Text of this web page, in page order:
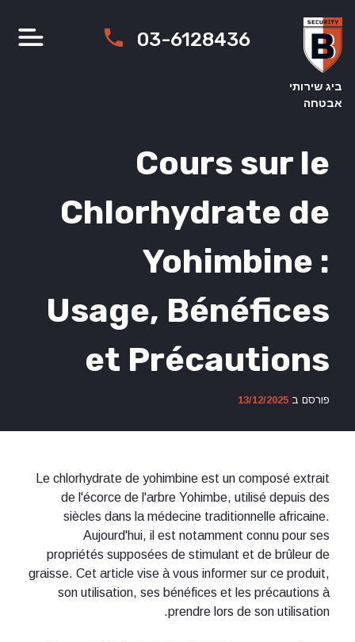
content
ביג שירותי
אבטחה
03-6128436
Cours sur le
Chlorhydrate de
Yohimbine :
Usage, Bénéfices
et Précautions
פורסם ב 13/12/2025
Le chlorhydrate de yohimbine est un composé extrait
de l'écorce de l'arbre Yohimbe, utilisé depuis des
siècles dans la médecine traditionnelle africaine.
Aujourd'hui, il est notamment connu pour ses
propriétés supposées de stimulant et de brûleur de
graisse. Cet article vise à vous informer sur ce produit,
son utilisation, ses bénéfices et les précautions à
prendre lors de son utilisation.